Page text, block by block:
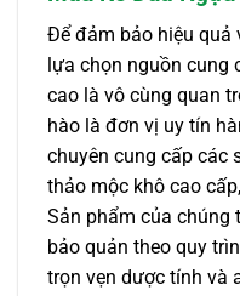
Để đảm bảo hiệu quả
lựa chọn nguồn cung
cao là vô cùng quan
hào là đơn vị uy tín
chuyên cung cấp các
thảo mộc khô cao
Sản phẩm của chúng
bảo quản theo quy
trọn vẹn dược tính và